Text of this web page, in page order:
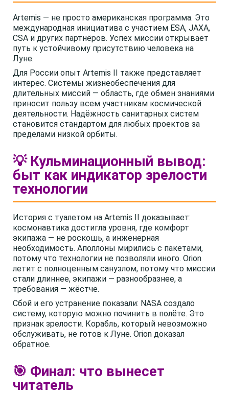
Artemis — не просто американская программа. Это
международная инициатива с участием ESA, JAXA,
CSA и других партнёров. Успех миссии открывает
путь к устойчивому присутствию человека на
Луне.
Для России опыт Artemis II также представляет
интерес. Системы жизнеобеспечения для
длительных миссий — область, где обмен знаниями
приносит пользу всем участникам космической
деятельности. Надёжность санитарных систем
становится стандартом для любых проектов за
пределами низкой орбиты.
💡 Кульминационный вывод:
быт как индикатор зрелости
технологии
История с туалетом на Artemis II доказывает:
космонавтика достигла уровня, где комфорт
экипажа — не роскошь, а инженерная
необходимость. Аполлоны мирились с пакетами,
потому что технологии не позволяли иного. Orion
летит с полноценным санузлом, потому что миссии
стали длиннее, экипажи — разнообразнее, а
требования — жёстче.
Сбой и его устранение показали: NASA создало
систему, которую можно починить в полёте. Это
признак зрелости. Корабль, который невозможно
обслуживать, не готов к Луне. Orion доказал
обратное.
🎯 Финал: что вынесет
читатель